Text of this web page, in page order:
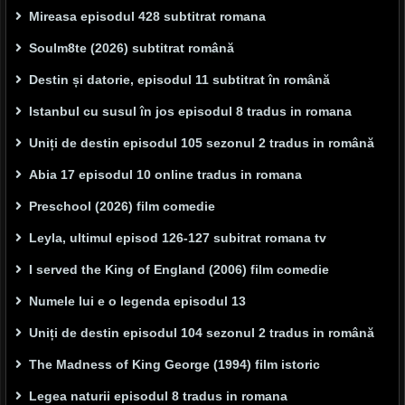
Mireasa episodul 428 subtitrat romana
Soulm8te (2026) subtitrat română
Destin și datorie, episodul 11 subtitrat în română
Istanbul cu susul în jos episodul 8 tradus in romana
Uniți de destin episodul 105 sezonul 2 tradus in română
Abia 17 episodul 10 online tradus in romana
Preschool (2026) film comedie
Leyla, ultimul episod 126-127 subitrat romana tv
I served the King of England (2006) film comedie
Numele lui e o legenda episodul 13
Uniți de destin episodul 104 sezonul 2 tradus in română
The Madness of King George (1994) film istoric
Legea naturii episodul 8 tradus in romana